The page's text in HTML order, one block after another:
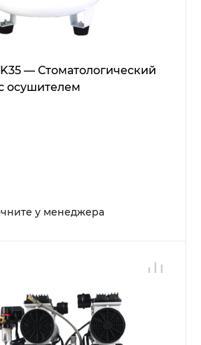
— Стоматологический
осушителем
у менеджера